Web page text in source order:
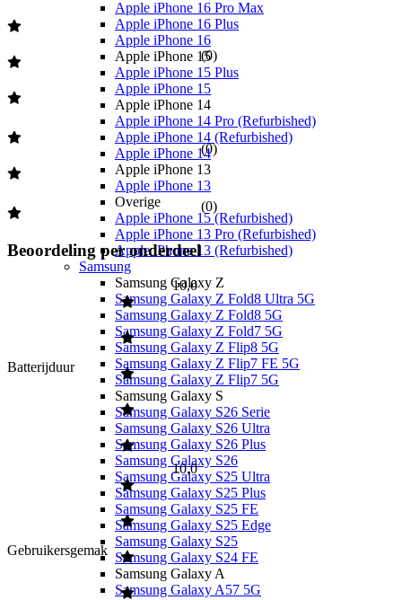
Apple iPhone 16 Pro Max
Apple iPhone 16 Plus
Apple iPhone 16
Apple iPhone 15
Apple iPhone 15 Plus
Apple iPhone 15
Apple iPhone 14
Apple iPhone 14 Pro (Refurbished)
Apple iPhone 14 (Refurbished)
Apple iPhone 14
Apple iPhone 13
Apple iPhone 13
Overige
Apple iPhone 15 (Refurbished)
Apple iPhone 13 Pro (Refurbished)
Apple iPhone 13 (Refurbished)
Samsung
Samsung Galaxy Z
Samsung Galaxy Z Fold8 Ultra 5G
Samsung Galaxy Z Fold8 5G
Samsung Galaxy Z Fold7 5G
Samsung Galaxy Z Flip8 5G
Samsung Galaxy Z Flip7 FE 5G
Samsung Galaxy Z Flip7 5G
Samsung Galaxy S
Samsung Galaxy S26 Serie
Samsung Galaxy S26 Ultra
Samsung Galaxy S26 Plus
Samsung Galaxy S26
Samsung Galaxy S25 Ultra
Samsung Galaxy S25 Plus
Samsung Galaxy S25 FE
Samsung Galaxy S25 Edge
Samsung Galaxy S25
Samsung Galaxy S24 FE
Samsung Galaxy A
Samsung Galaxy A57 5G
(0)
(0)
(0)
Beoordeling per onderdeel
Batterijduur
10,0
Gebruikersgemak
10,0